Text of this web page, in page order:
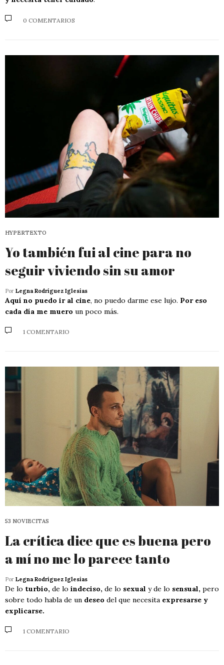
0 COMENTARIOS
HYPERTEXTO
Yo también fui al cine para no
seguir viviendo sin su amor
Por Legna Rodríguez Iglesias
Aquí no puedo ir al cine, no puedo darme ese lujo. Por eso
cada día me muero un poco más.
1 COMENTARIO
53 NOVIECITAS
La crítica dice que es buena pero
a mí no me lo parece tanto
Por Legna Rodríguez Iglesias
De lo turbio, de lo indeciso, de lo sexual y de lo sensual, pero
sobre todo habla de un deseo del que necesita expresarse y
explicarse.
1 COMENTARIO